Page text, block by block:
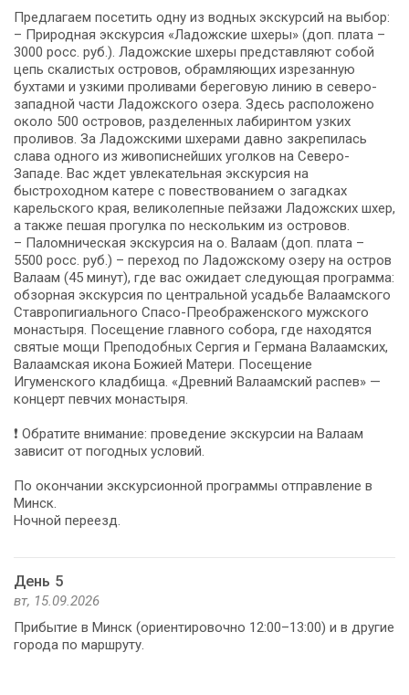
Предлагаем посетить одну из водных экскурсий на выбор:
– Природная экскурсия «Ладожские шхеры» (доп. плата –
3000 росс. руб.). Ладожские шхеры представляют собой
цепь скалистых островов, обрамляющих изрезанную
бухтами и узкими проливами береговую линию в северо-
западной части Ладожского озера. Здесь расположено
около 500 островов, разделенных лабиринтом узких
проливов. За Ладожскими шхерами давно закрепилась
слава одного из живописнейших уголков на Северо-
Западе. Вас ждет увлекательная экскурсия на
быстроходном катере с повествованием о загадках
карельского края, великолепные пейзажи Ладожских шхер,
а также пешая прогулка по нескольким из островов.
– Паломническая экскурсия на о. Валаам (доп. плата –
5500 росс. руб.) – переход по Ладожскому озеру на остров
Валаам (45 минут), где вас ожидает следующая программа:
обзорная экскурсия по центральной усадьбе Валаамского
Ставропигиального Спасо-Преображенского мужского
монастыря. Посещение главного собора, где находятся
святые мощи Преподобных Сергия и Германа Валаамских,
Валаамская икона Божией Матери. Посещение
Игуменского кладбища. «Древний Валаамский распев» —
концерт певчих монастыря.
❗ Обратите внимание: проведение экскурсии на Валаам
зависит от погодных условий.
По окончании экскурсионной программы отправление в
Минск.
Ночной переезд.
День 5
вт, 15.09.2026
Прибытие в Минск (ориентировочно 12:00–13:00) и в другие
города по маршруту.